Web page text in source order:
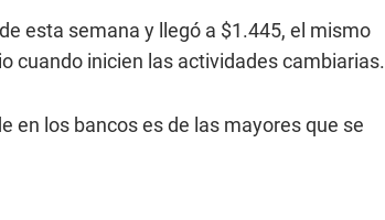
esta semana y llegó a $1.445, el mismo
cuando inicien las actividades cambiarias.
en los bancos es de las mayores que se